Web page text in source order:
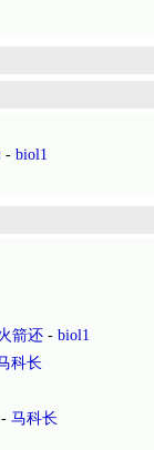
- biol1
箭还 - biol1
科长
- 马科长